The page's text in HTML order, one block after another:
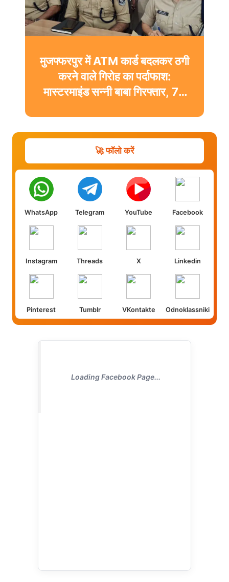
मुजफ्फरपुर में ATM कार्ड बदलकर ठगी
करने वाले गिरोह का पर्दाफाश:
मास्टरमाइंड सन्नी बाबा गिरफ्तार, 74
🚀 फॉलो करें
WhatsApp Telegram YouTube Facebook
Instagram Threads X Linkedin
Pinterest Tumblr VKontakte Odnoklassniki
Loading Facebook Page...